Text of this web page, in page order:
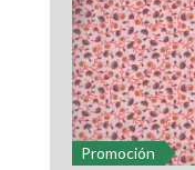
Promoción